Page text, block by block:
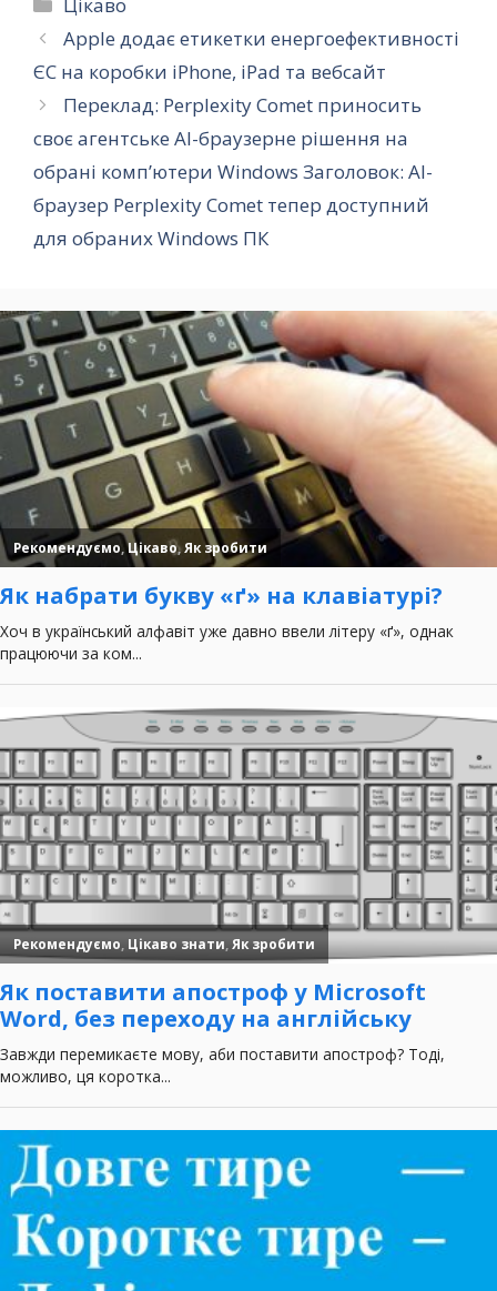
Apple додає етикетки енергоефективності
ЄС на коробки iPhone, iPad та вебсайт
Переклад: Perplexity Comet приносить
своє агентське AI-браузерне рішення на
обрані комп’ютери Windows Заголовок: AI-
браузер Perplexity Comet тепер доступний
для обраних Windows ПК